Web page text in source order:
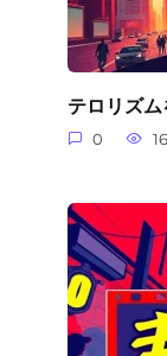
テロリズ
0 16